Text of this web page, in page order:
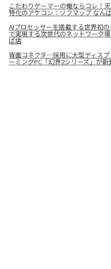
こだわりゲーマーの俺ならコレ！
特化のアケコン：ソフマップ なん
AIプロセッサーを搭載する世界初
で実現する次世代のネットワーク
ば店
背面コネクタ—採用に大型ディス
ーミングPC「幻界2シリーズ」が